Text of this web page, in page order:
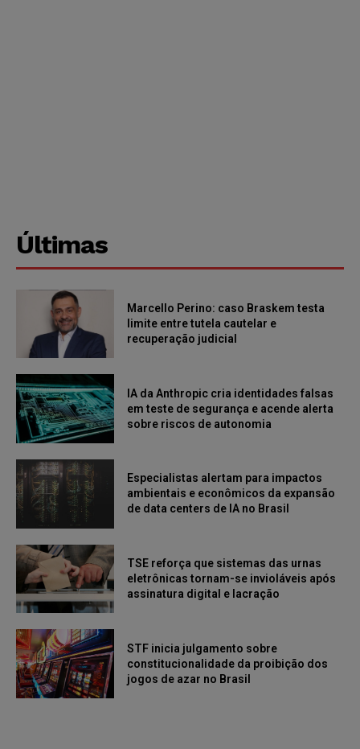
Últimas
Marcello Perino: caso Braskem testa
limite entre tutela cautelar e
recuperação judicial
IA da Anthropic cria identidades falsas
em teste de segurança e acende alerta
sobre riscos de autonomia
Especialistas alertam para impactos
ambientais e econômicos da expansão
de data centers de IA no Brasil
TSE reforça que sistemas das urnas
eletrônicas tornam-se invioláveis após
assinatura digital e lacração
STF inicia julgamento sobre
constitucionalidade da proibição dos
jogos de azar no Brasil